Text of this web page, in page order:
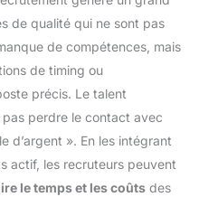
de qualité qui ne sont pas
de compétences, mais
de timing ou
précis. Le talent
perdre le contact avec
d’argent ». En les intégrant
actif, les recruteurs peuvent
le temps et les coûts des